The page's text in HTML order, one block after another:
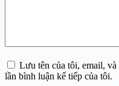
Lưu tên của tôi, email,
lần bình luận kế tiếp của tôi.